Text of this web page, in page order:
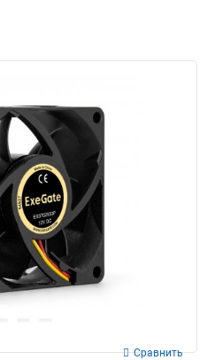
Сравнить